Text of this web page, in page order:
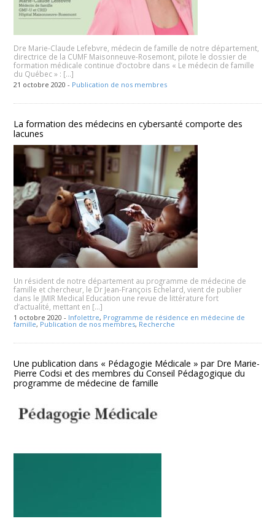
Dre Marie-Claude Lefebvre, médecin de famille de notre département,
directrice de la CUMF Maisonneuve-Rosemont, pilote le dossier de
formation médicale continue d’octobre dans « Le médecin de famille
du Québec » : […]
21 octobre 2020 - Publication de nos membres
La formation des médecins en cybersanté comporte des
lacunes
Un résident de notre département au programme de médecine de
famille et chercheur, le Dr Jean-François Echelard, vient de publier
dans le JMIR Medical Education une revue de littérature fort
d’actualité, mettant en […]
1 octobre 2020 - Infolettre, Programme de résidence en médecine de
famille, Publication de nos membres, Recherche
Une publication dans « Pédagogie Médicale » par Dre Marie-
Pierre Codsi et des membres du Conseil Pédagogique du
programme de médecine de famille